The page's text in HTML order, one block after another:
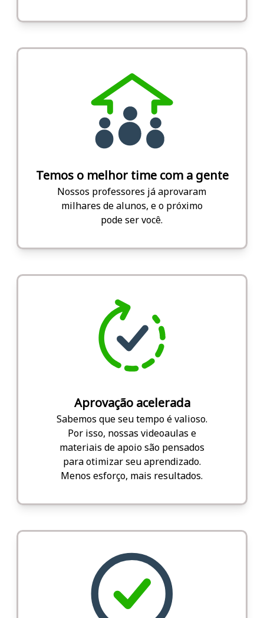
Temos o melhor time com a gente
Nossos professores já aprovaram
milhares de alunos, e o próximo
pode ser você.
Aprovação acelerada
Sabemos que seu tempo é valioso.
Por isso, nossas videoaulas e
materiais de apoio são pensados
para otimizar seu aprendizado.
Menos esforço, mais resultados.